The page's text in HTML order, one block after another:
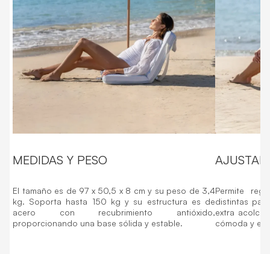
MEDIDAS Y PESO
El tamaño es de 97 x 50,5 x 8 cm y su peso de 3,4
kg. Soporta hasta 150 kg y su estructura es de
acero con recubrimiento antióxido,
proporcionando una base sólida y estable.
Permite
distintas
extra
cómoda y